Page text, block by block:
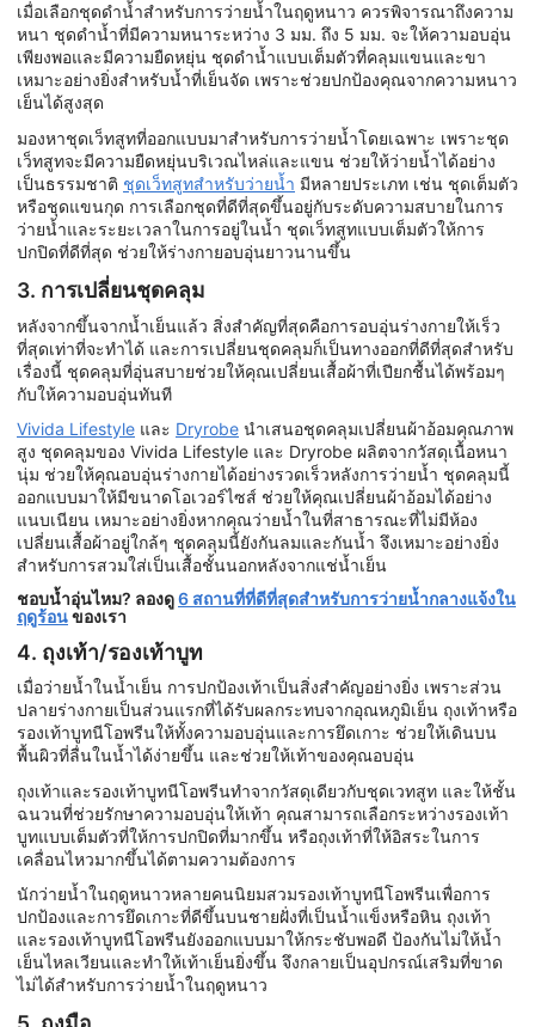
เมื่อเลือกชุดดำน้ำสำหรับการว่ายน้ำในฤดูหนาว ควรพิจารณาถึงความ
หนา ชุดดำน้ำที่มีความหนาระหว่าง 3 มม. ถึง 5 มม. จะให้ความอบอุ่น
เพียงพอและมีความยืดหยุ่น ชุดดำน้ำแบบเต็มตัวที่คลุมแขนและขา
เหมาะอย่างยิ่งสำหรับน้ำที่เย็นจัด เพราะช่วยปกป้องคุณจากความหนาว
เย็นได้สูงสุด
มองหาชุดเว็ทสูทที่ออกแบบมาสำหรับการว่ายน้ำโดยเฉพาะ เพราะชุด
เว็ทสูทจะมีความยืดหยุ่นบริเวณไหล่และแขน ช่วยให้ว่ายน้ำได้อย่าง
เป็นธรรมชาติ ชุดเว็ทสูทสำหรับว่ายน้ำ มีหลายประเภท เช่น ชุดเต็มตัว
หรือชุดแขนกุด การเลือกชุดที่ดีที่สุดขึ้นอยู่กับระดับความสบายในการ
ว่ายน้ำและระยะเวลาในการอยู่ในน้ำ ชุดเว็ทสูทแบบเต็มตัวให้การ
ปกปิดที่ดีที่สุด ช่วยให้ร่างกายอบอุ่นยาวนานขึ้น
3. การเปลี่ยนชุดคลุม
หลังจากขึ้นจากน้ำเย็นแล้ว สิ่งสำคัญที่สุดคือการอบอุ่นร่างกายให้เร็ว
ที่สุดเท่าที่จะทำได้ และการเปลี่ยนชุดคลุมก็เป็นทางออกที่ดีที่สุดสำหรับ
เรื่องนี้ ชุดคลุมที่อุ่นสบายช่วยให้คุณเปลี่ยนเสื้อผ้าที่เปียกชื้นได้พร้อมๆ
กับให้ความอบอุ่นทันที
Vivida Lifestyle และ Dryrobe นำเสนอชุดคลุมเปลี่ยนผ้าอ้อมคุณภาพ
สูง ชุดคลุมของ Vivida Lifestyle และ Dryrobe ผลิตจากวัสดุเนื้อหนา
นุ่ม ช่วยให้คุณอบอุ่นร่างกายได้อย่างรวดเร็วหลังการว่ายน้ำ ชุดคลุมนี้
ออกแบบมาให้มีขนาดโอเวอร์ไซส์ ช่วยให้คุณเปลี่ยนผ้าอ้อมได้อย่าง
แนบเนียน เหมาะอย่างยิ่งหากคุณว่ายน้ำในที่สาธารณะที่ไม่มีห้อง
เปลี่ยนเสื้อผ้าอยู่ใกล้ๆ ชุดคลุมนี้ยังกันลมและกันน้ำ จึงเหมาะอย่างยิ่ง
สำหรับการสวมใส่เป็นเสื้อชั้นนอกหลังจากแช่น้ำเย็น
ชอบน้ำอุ่นไหม? ลองดู6 สถานที่ที่ดีที่สุดสำหรับการว่ายน้ำกลางแจ้งใน
ฤดูร้อนของเรา
4. ถุงเท้า/รองเท้าบูท
เมื่อว่ายน้ำในน้ำเย็น การปกป้องเท้าเป็นสิ่งสำคัญอย่างยิ่ง เพราะส่วน
ปลายร่างกายเป็นส่วนแรกที่ได้รับผลกระทบจากอุณหภูมิเย็น ถุงเท้าหรือ
รองเท้าบูทนีโอพรีนให้ทั้งความอบอุ่นและการยึดเกาะ ช่วยให้เดินบน
พื้นผิวที่ลื่นในน้ำได้ง่ายขึ้น และช่วยให้เท้าของคุณอบอุ่น
ถุงเท้าและรองเท้าบูทนีโอพรีนทำจากวัสดุเดียวกับชุดเวทสูท และให้ชั้น
ฉนวนที่ช่วยรักษาความอบอุ่นให้เท้า คุณสามารถเลือกระหว่างรองเท้า
บูทแบบเต็มตัวที่ให้การปกปิดที่มากขึ้น หรือถุงเท้าที่ให้อิสระในการ
เคลื่อนไหวมากขึ้นได้ตามความต้องการ
นักว่ายน้ำในฤดูหนาวหลายคนนิยมสวมรองเท้าบูทนีโอพรีนเพื่อการ
ปกป้องและการยึดเกาะที่ดีขึ้นบนชายฝั่งที่เป็นน้ำแข็งหรือหิน ถุงเท้า
และรองเท้าบูทนีโอพรีนยังออกแบบมาให้กระชับพอดี ป้องกันไม่ให้น้ำ
เย็นไหลเวียนและทำให้เท้าเย็นยิ่งขึ้น จึงกลายเป็นอุปกรณ์เสริมที่ขาด
ไม่ได้สำหรับการว่ายน้ำในฤดูหนาว